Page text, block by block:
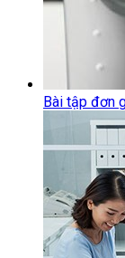
Bài tập đơn